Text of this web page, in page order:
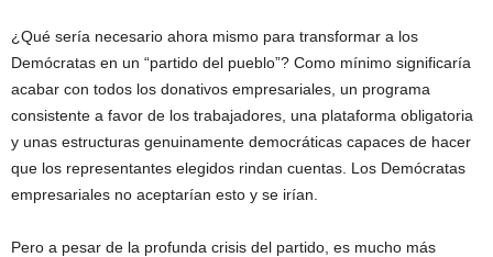
¿Qué sería necesario ahora mismo para transformar a los
Demócratas en un “partido del pueblo”? Como mínimo significaría
acabar con todos los donativos empresariales, un programa
consistente a favor de los trabajadores, una plataforma obligatoria
y unas estructuras genuinamente democráticas capaces de hacer
que los representantes elegidos rindan cuentas. Los Demócratas
empresariales no aceptarían esto y se irían.
Pero a pesar de la profunda crisis del partido, es mucho más